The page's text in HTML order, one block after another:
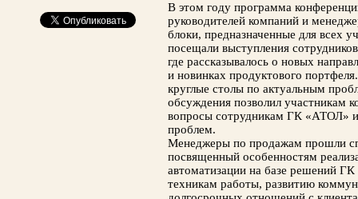
В этом году программа
руководителей компаний и
блоки, предназначенные для всех
посещали выступления
где рассказывалось о новых
и новинках продуктового
круглые столы по актуальным
обсуждения позволил участникам
вопросы сотрудникам ГК «АТОЛ»
проблем.
Менеджеры по продажам прошли
посвященный особенностям
автоматизации на базе решений
техникам работы, развитию